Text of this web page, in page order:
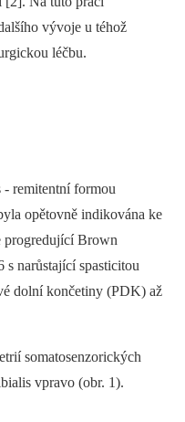
vývoje u téhož
léčbu.
‑⁠ remitentní formou
opětovně indikována ke
progredující Brown
s narůstající spasticitou
dolní končetiny (PDK) až
somatosenzorických
vpravo (obr. 1).